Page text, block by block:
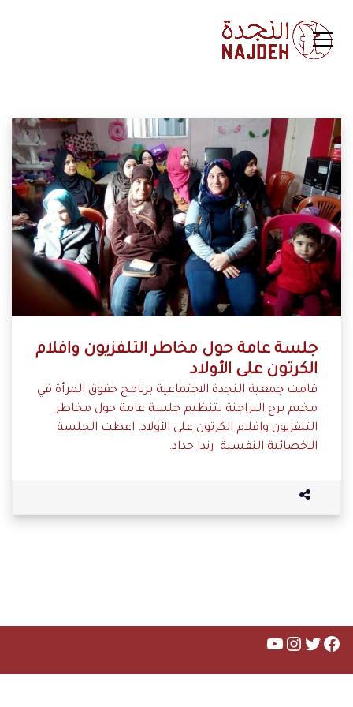
جلسة عامة حول مخاطر التلفزيون وافلام
الكرتون على الأولاد
قامت جمعية النجدة الاجتماعية برنامج حقوق المرأة في
مخيم برج البراجنة بتنظيم جلسة عامة حول مخاطر
التلفزيون وافلام الكرتون على الأولاد. اعطت الجلسة
الاخصائية النفسية رندا حداد.
فيسبوك
تويترإنستجرام
يوتيوب